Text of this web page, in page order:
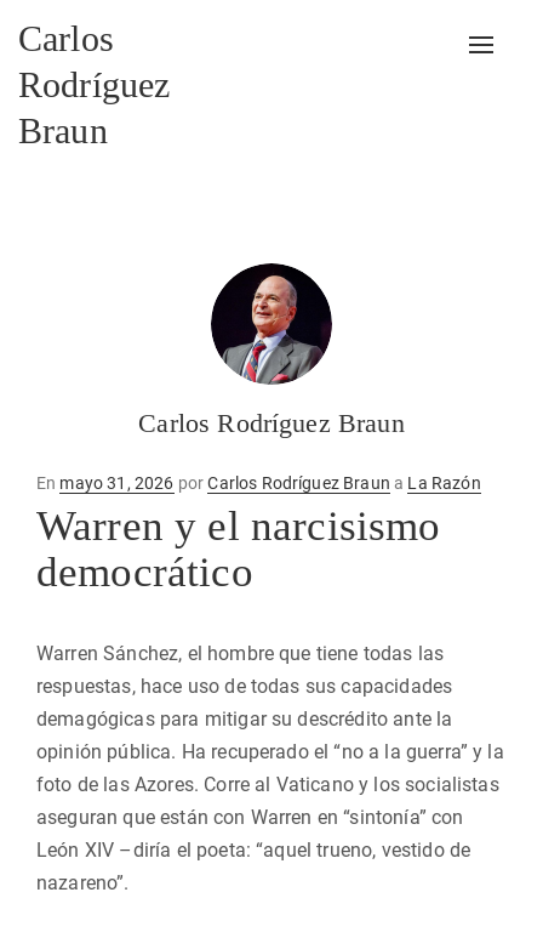
Carlos
Rodríguez
Braun
Carlos Rodríguez Braun
En Publicado
en
mayo 31, 2026 porCarlos Rodríguez Braun a La Razón
Warren y el narcisismo
democrático
Warren Sánchez, el hombre que tiene todas las
respuestas, hace uso de todas sus capacidades
demagógicas para mitigar su descrédito ante la
opinión pública. Ha recuperado el “no a la guerra” y la
foto de las Azores. Corre al Vaticano y los socialistas
aseguran que están con Warren en “sintonía” con
León XIV –diría el poeta: “aquel trueno, vestido de
nazareno”.